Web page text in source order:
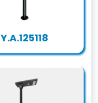
Y.A.125118